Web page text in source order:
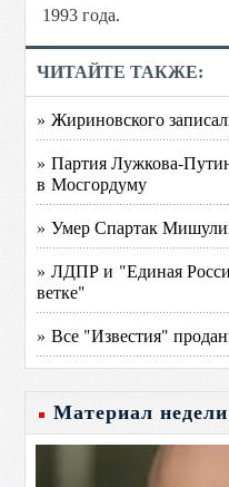
1993 года.
ЧИТАЙТЕ ТАКЖЕ:
» Жириновского
» Партия Лужкова-
в Мосгордуму
» Умер Спартак
» ЛДПР и "Единая
ветке"
» Все "Известия"
Материал недели